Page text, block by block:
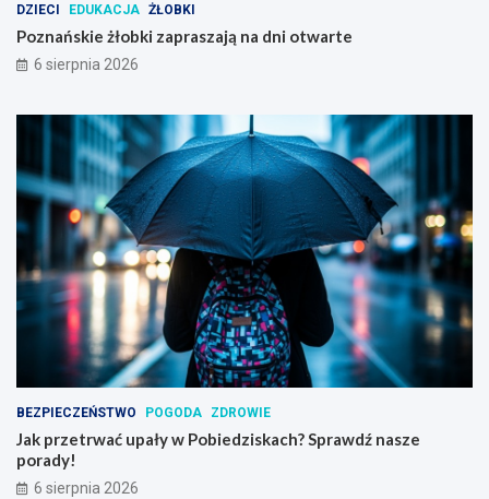
DZIECI EDUKACJA ŻŁOBKI
Poznańskie żłobki zapraszają na dni otwarte
6 sierpnia 2026
BEZPIECZEŃSTWO POGODA ZDROWIE
Jak przetrwać upały w Pobiedziskach? Sprawdź nasze
porady!
6 sierpnia 2026